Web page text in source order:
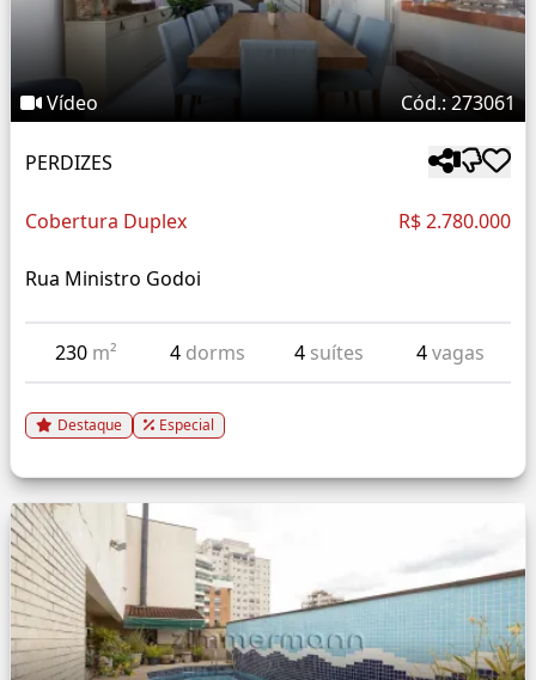
Vídeo Cód.: 273061
PERDIZES
Cobertura Duplex R$ 2.780.000
Rua Ministro Godoi
230 m² 4 dorms 4 suítes 4vagas
Destaque Especial